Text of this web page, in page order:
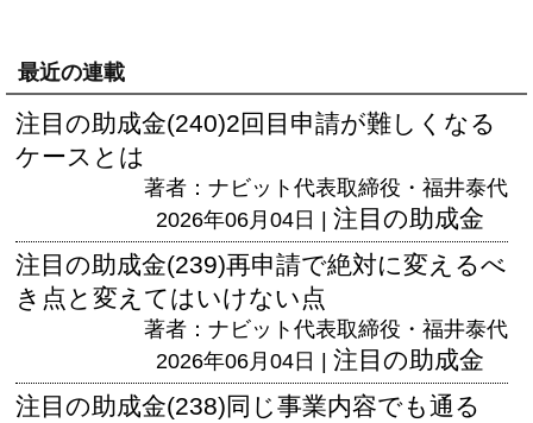
最近の連載
注目の助成金(240)2回目申請が難しくなる
ケースとは
著者：ナビット代表取締役・福井泰代
2026年06月04日 | 注目の助成金
注目の助成金(239)再申請で絶対に変えるべ
き点と変えてはいけない点
著者：ナビット代表取締役・福井泰代
2026年06月04日 | 注目の助成金
注目の助成金(238)同じ事業内容でも通る